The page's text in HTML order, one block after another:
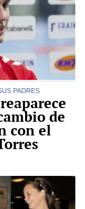
PADRES
de
con el